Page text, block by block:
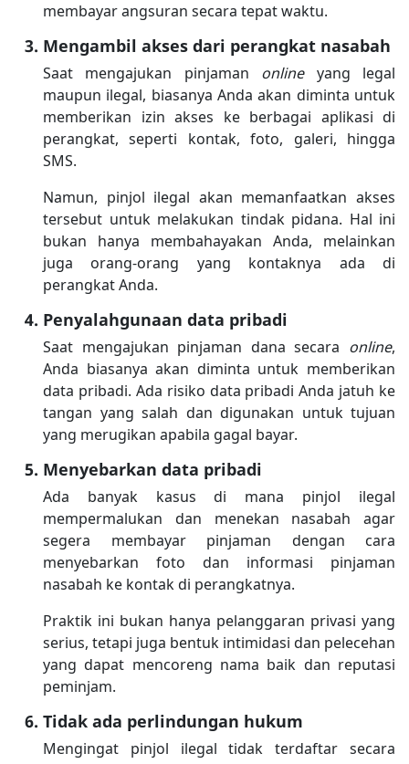
membayar angsuran secara tepat waktu.
Mengambil akses dari perangkat nasabah
Saat mengajukan pinjaman online yang legal
maupun ilegal, biasanya Anda akan diminta untuk
memberikan izin akses ke berbagai aplikasi di
perangkat, seperti kontak, foto, galeri, hingga
SMS.
Namun, pinjol ilegal akan memanfaatkan akses
tersebut untuk melakukan tindak pidana. Hal ini
bukan hanya membahayakan Anda, melainkan
juga orang-orang yang kontaknya ada di
perangkat Anda.
Penyalahgunaan data pribadi
Saat mengajukan pinjaman dana secara online,
Anda biasanya akan diminta untuk memberikan
data pribadi. Ada risiko data pribadi Anda jatuh ke
tangan yang salah dan digunakan untuk tujuan
yang merugikan apabila gagal bayar.
Menyebarkan data pribadi
Ada banyak kasus di mana pinjol ilegal
mempermalukan dan menekan nasabah agar
segera membayar pinjaman dengan cara
menyebarkan foto dan informasi pinjaman
nasabah ke kontak di perangkatnya.
Praktik ini bukan hanya pelanggaran privasi yang
serius, tetapi juga bentuk intimidasi dan pelecehan
yang dapat mencoreng nama baik dan reputasi
peminjam.
Tidak ada perlindungan hukum
Mengingat pinjol ilegal tidak terdaftar secara